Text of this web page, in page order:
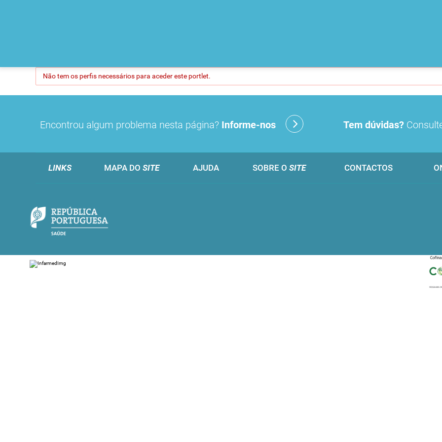
Não tem os perfis necessários para aceder este portlet.
Encontrou algum problema nesta página? Informe-nos Tem dúvidas?
LINKS MAPA DO SITE AJUDA SOBRE O SITE CONTACTOS